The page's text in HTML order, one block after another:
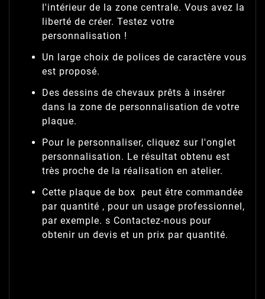
l'intérieur de la zone centrale. Vous avez la
liberté de créer. Testez votre
personnalisation !
Un large choix de polices de caractère vous
est proposé.
Des dessins de chevaux prêts à insérer
dans la zone de personnalisation de votre
plaque.
Pour le personnaliser, cliquez sur l'onglet
personnalisation. Le résultat obtenu est
très proche de la réalisation en atelier.
Cette plaque de box peut être commandée
par quantité , pour un usage professionnel,
par exemple. s Contactez-nous pour
obtenir un devis et un prix par quantité.